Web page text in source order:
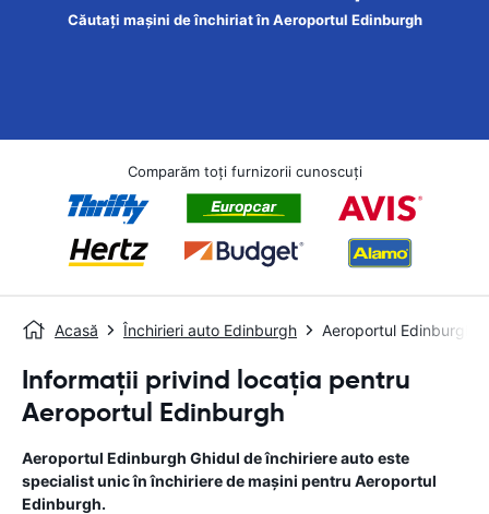
Căutați mașini de închiriat în Aeroportul Edinburgh
Comparăm toți furnizorii cunoscuți
Acasă Închirieri auto Edinburgh Aeroportul Edinburgh
Informații privind locația pentru
Aeroportul Edinburgh
Aeroportul Edinburgh Ghidul de închiriere auto este
specialist unic în închiriere de mașini pentru Aeroportul
Edinburgh.